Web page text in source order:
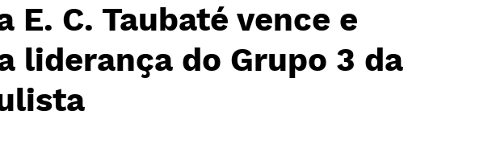
Taubaté Fut7 Rugby Fut7 futebol amador
E. C. Taubaté vence e
liderança do Grupo 3 da